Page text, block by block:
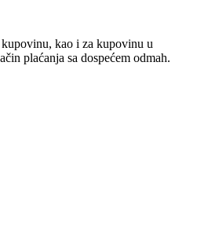
kao i za kupovinu u
plaćanja sa dospećem odmah.